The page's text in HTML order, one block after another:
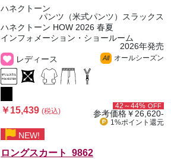
ハネクトーン
パンツ（米式パンツ）スラックス
ハネクトーン HOW 2026 春夏
インフォメーション・ショールーム
2026年発売
レディース
All オールシーズン
￥15,439(税込)
42～44% OFF
参考価格￥26,620-
1%ポイント 還元
NEW!
ロングスカート 9862